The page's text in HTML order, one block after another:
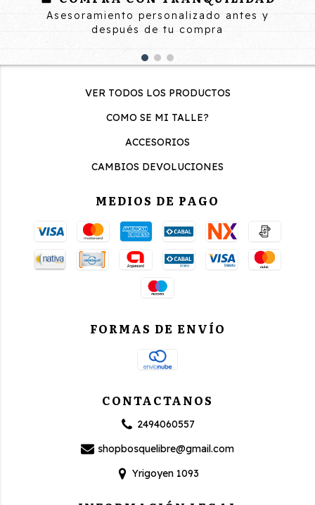
Asesoramiento personalizado antes y
después de tu compra
VER TODOS LOS PRODUCTOS
COMO SE MI TALLE?
ACCESORIOS
CAMBIOS DEVOLUCIONES
MEDIOS DE PAGO
FORMAS DE ENVÍO
CONTACTANOS
2494060557
shopbosquelibre@gmail.com
Yrigoyen 1093